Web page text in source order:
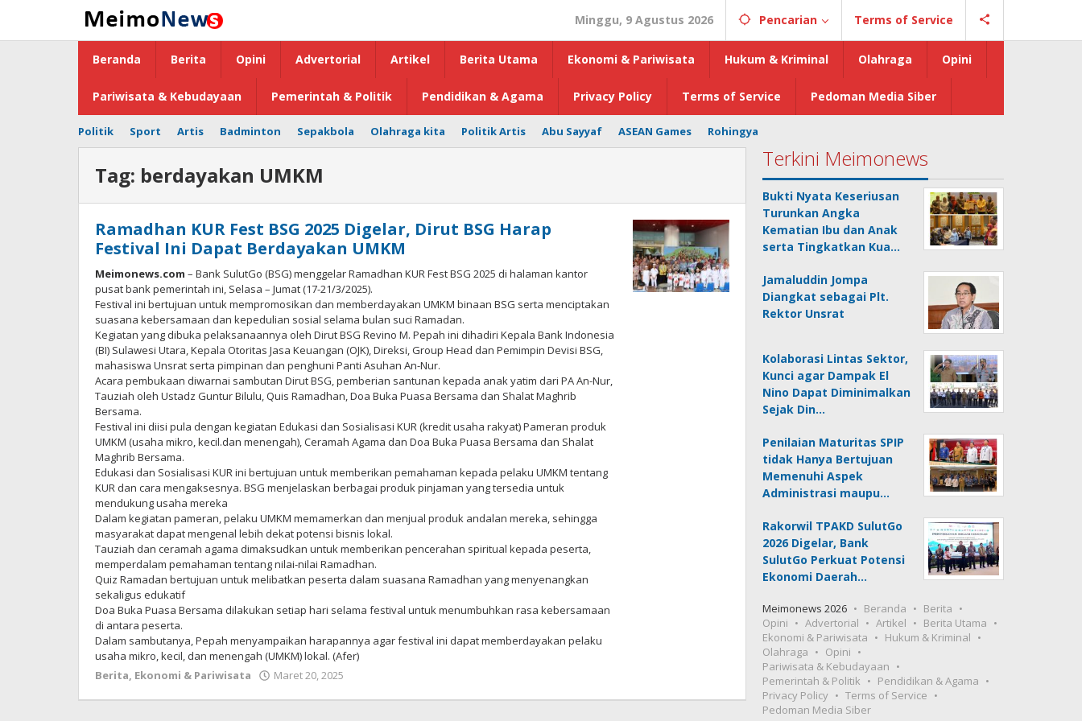
konten
Minggu, 9 Agustus 2026 Pencarian Terms of Service
Beranda Berita Opini Advertorial Artikel Berita Utama Ekonomi & Pariwisata Hukum & Kriminal Olahraga Opini
Pariwisata & Kebudayaan Pemerintah & Politik Pendidikan & Agama Privacy Policy Terms of Service Pedoman Media Siber
Politik Sport Artis Badminton Sepakbola Olahraga kita Politik Artis Abu Sayyaf ASEAN Games Rohingya
Tag: berdayakan UMKM
Ramadhan KUR Fest BSG 2025 Digelar, Dirut BSG Harap
Festival Ini Dapat Berdayakan UMKM
Meimonews.com – Bank SulutGo (BSG) menggelar Ramadhan KUR Fest BSG 2025 di halaman kantor
pusat bank pemerintah ini, Selasa – Jumat (17-21/3/2025).
Festival ini bertujuan untuk mempromosikan dan memberdayakan UMKM binaan BSG serta menciptakan
suasana kebersamaan dan kepedulian sosial selama bulan suci Ramadan.
Kegiatan yang dibuka pelaksanaannya oleh Dirut BSG Revino M. Pepah ini dihadiri Kepala Bank Indonesia
(BI) Sulawesi Utara, Kepala Otoritas Jasa Keuangan (OJK), Direksi, Group Head dan Pemimpin Devisi BSG,
mahasiswa Unsrat serta pimpinan dan penghuni Panti Asuhan An-Nur.
Acara pembukaan diwarnai sambutan Dirut BSG, pemberian santunan kepada anak yatim dari PA An-Nur,
Tauziah oleh Ustadz Guntur Bilulu, Quis Ramadhan, Doa Buka Puasa Bersama dan Shalat Maghrib
Bersama.
Festival ini diisi pula dengan kegiatan Edukasi dan Sosialisasi KUR (kredit usaha rakyat) Pameran produk
UMKM (usaha mikro, kecil.dan menengah), Ceramah Agama dan Doa Buka Puasa Bersama dan Shalat
Maghrib Bersama.
Edukasi dan Sosialisasi KUR ini bertujuan untuk memberikan pemahaman kepada pelaku UMKM tentang
KUR dan cara mengaksesnya. BSG menjelaskan berbagai produk pinjaman yang tersedia untuk
mendukung usaha mereka
Dalam kegiatan pameran, pelaku UMKM memamerkan dan menjual produk andalan mereka, sehingga
masyarakat dapat mengenal lebih dekat potensi bisnis lokal.
Tauziah dan ceramah agama dimaksudkan untuk memberikan pencerahan spiritual kepada peserta,
memperdalam pemahaman tentang nilai-nilai Ramadhan.
Quiz Ramadan bertujuan untuk melibatkan peserta dalam suasana Ramadhan yang menyenangkan
sekaligus edukatif
Doa Buka Puasa Bersama dilakukan setiap hari selama festival untuk menumbuhkan rasa kebersamaan
di antara peserta.
Dalam sambutanya, Pepah menyampaikan harapannya agar festival ini dapat memberdayakan pelaku
usaha mikro, kecil, dan menengah (UMKM) lokal. (Afer)
Berita, Ekonomi & Pariwisata Maret 20, 2025
Terkini Meimonews
Bukti Nyata Keseriusan
Turunkan Angka
Kematian Ibu dan Anak
serta Tingkatkan Kua…
Jamaluddin Jompa
Diangkat sebagai Plt.
Rektor Unsrat
Kolaborasi Lintas Sektor,
Kunci agar Dampak El
Nino Dapat Diminimalkan
Sejak Din…
Penilaian Maturitas SPIP
tidak Hanya Bertujuan
Memenuhi Aspek
Administrasi maupu…
Rakorwil TPAKD SulutGo
2026 Digelar, Bank
SulutGo Perkuat Potensi
Ekonomi Daerah…
Meimonews 2026 Beranda
Berita
Opini
Advertorial Artikel
Berita Utama
Ekonomi & Pariwisata
Hukum & Kriminal
Olahraga
Opini
Pariwisata & Kebudayaan
Pemerintah & Politik
Pendidikan & Agama
Privacy Policy
Terms of Service
Pedoman Media Siber